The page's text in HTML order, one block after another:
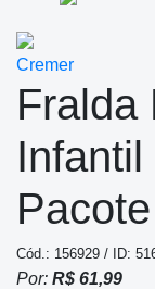
Cremer
Fralda
Cód.: 156929 / ID:
Por: R$ 61,99